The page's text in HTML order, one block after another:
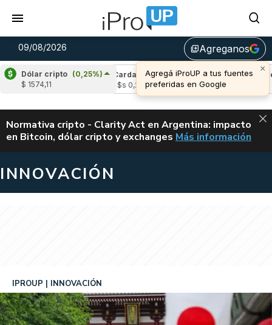
09/08/2026 library_addAgreganos
×
Agregá iProUP a tus fuentes
preferidas en Google
Dólar cripto (0,25%)
$ 1574,11
(0,22%)
Cardano (-1,54%)
u$s 0,20
Avalanche
u$s 6,46
ALERTA
Normativa cripto - Clarity Act en Argentina: impacto
en Bitcoin, dólar cripto y exchanges CLARITY ACT EN
Más información
INNOVACIÓN
IPROUP INNOVACIÓN